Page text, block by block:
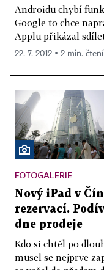
Androidu chybí
Google to chce
Applu přikázal
22. 7. 2012 ▪ 2 min. čtení
FOTOGALERIE
Nový iPad v
rezervací.
dne prodeje
Kdo si chtěl po
musel se nejprve